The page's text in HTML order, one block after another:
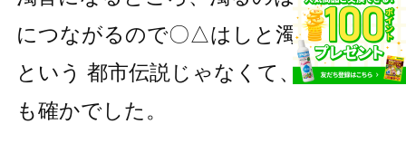
につながるので〇△はしと濁らない、
という 都市伝説じゃなくて、こだわり
も確かでした。